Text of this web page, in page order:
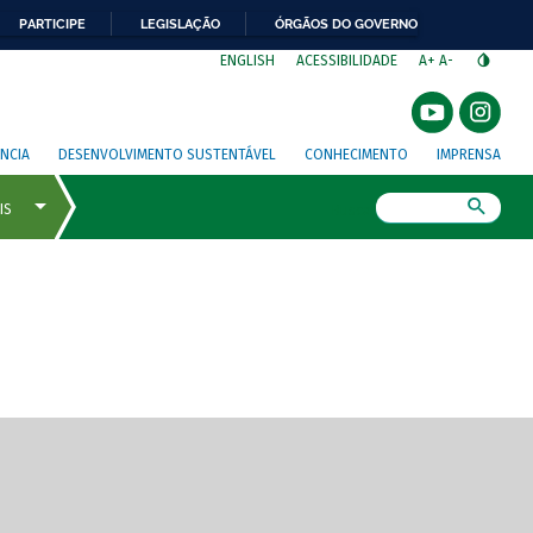
PARTICIPE LEGISLAÇÃO ÓRGÃOS DO GOVERNO
ENGLISH ACESSIBILIDADE A+ A-
DESENVOLVIMENTO SUSTENTÁVEL CONHECIMENTO IMPRENSA
de tela